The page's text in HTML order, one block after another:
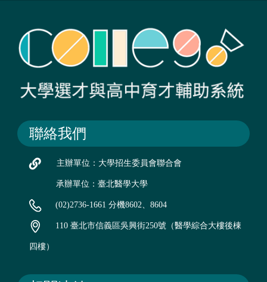
聯絡我們
主辦單位：大學招生委員會聯合會
承辦單位：臺北醫學大學
(02)2736-1661 分機8602、8604
110 臺北市信義區吳興街250號（醫學綜合大樓後棟
四樓）